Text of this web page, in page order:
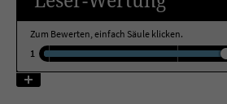
Zum Bewerten, einfach Säule klicken.
1
Name tx_pwcomments_ahash
Anbieter Literatur-Couch Medien